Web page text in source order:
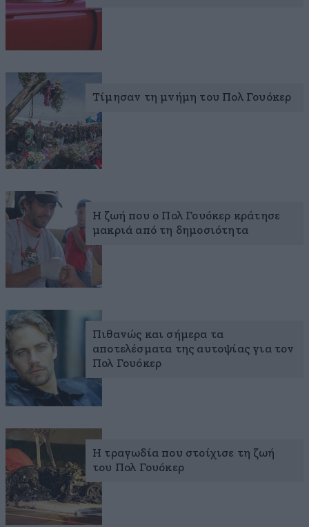
Τίμησαν τη μνήμη του Πολ Γουόκερ
Η ζωή που ο Πολ Γουόκερ κράτησε
μακριά από τη δημοσιότητα
Πιθανώς και σήμερα τα
αποτελέσματα της αυτοψίας για τον
Πολ Γουόκερ
Η τραγωδία που στοίχισε τη ζωή
του Πολ Γουόκερ